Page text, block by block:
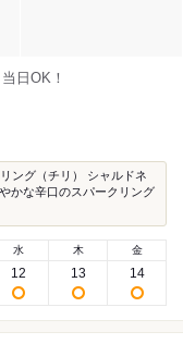
日OK！
ング（チリ） シャルドネ
かな辛口のスパークリング
水
12
木
13
金
14